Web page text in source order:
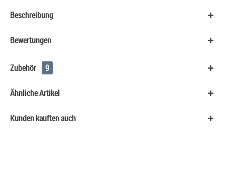
Beschreibung
Bewertungen
Zubehör 9
Ähnliche Artikel
Kunden kauften auch